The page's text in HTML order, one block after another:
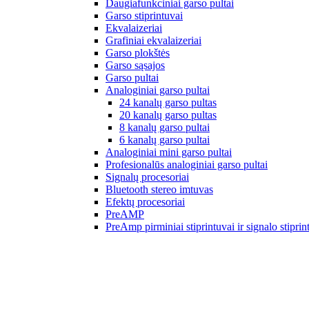
Daugiafunkciniai garso pultai
Garso stiprintuvai
Ekvalaizeriai
Grafiniai ekvalaizeriai
Garso plokštės
Garso sąsajos
Garso pultai
Analoginiai garso pultai
24 kanalų garso pultas
20 kanalų garso pultas
8 kanalų garso pultai
6 kanalų garso pultai
Analoginiai mini garso pultai
Profesionalūs analoginiai garso pultai
Signalų procesoriai
Bluetooth stereo imtuvas
Efektų procesoriai
PreAMP
PreAmp pirminiai stiprintuvai ir signalo